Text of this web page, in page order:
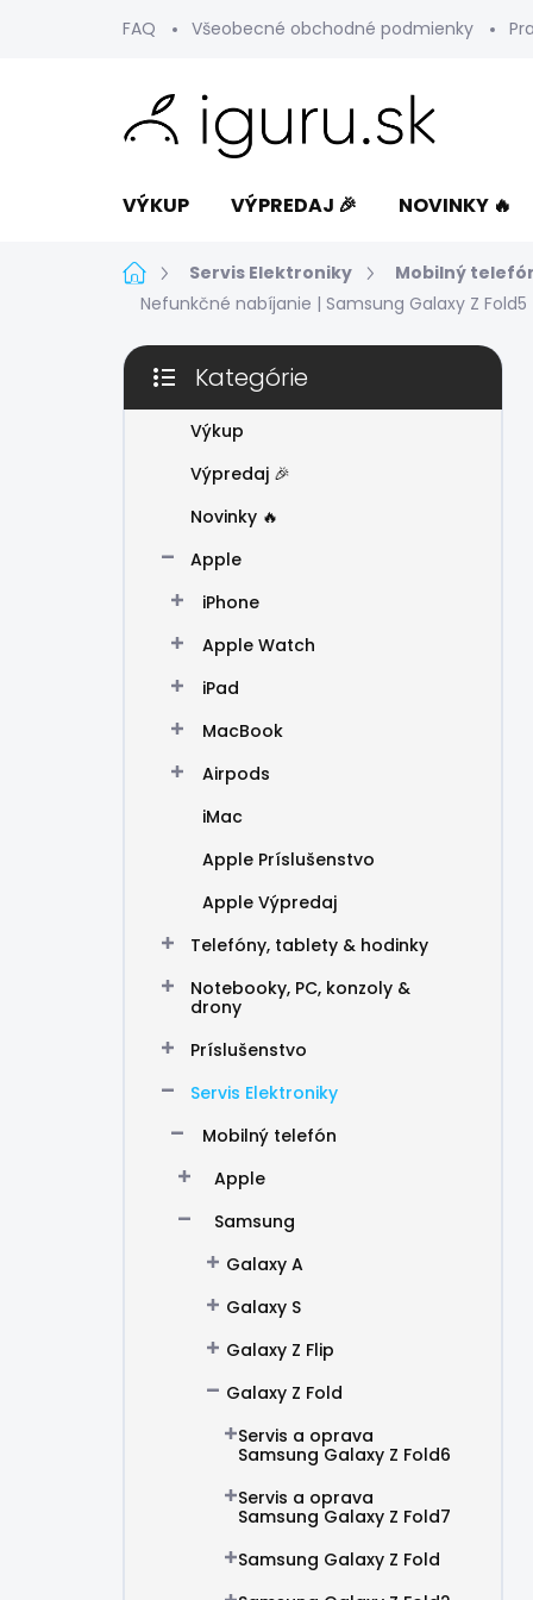
FAQ Všeobecné obchodné podmienky
VÝKUP VÝPREDAJ 🎉 NOVINKY 🔥
DomovServis Elektroniky Mobilný
Nefunkčné nabíjanie | Samsung Galaxy Z Fold5
B
č
Preskočiť
kategórie
Kategórie
Výkup
Výpredaj 🎉
Novinky 🔥
Apple
iPhone
Apple Watch
iPad
MacBook
Airpods
iMac
Apple Príslušenstvo
Apple Výpredaj
Telefóny, tablety & hodinky
Notebooky, PC, konzoly &
drony
Príslušenstvo
Servis Elektroniky
Mobilný telefón
Apple
Samsung
Galaxy A
Galaxy S
Galaxy Z Flip
Galaxy Z Fold
Servis a oprava
Samsung Galaxy Z Fold6
Servis a oprava
Samsung Galaxy Z Fold7
Samsung Galaxy Z Fold